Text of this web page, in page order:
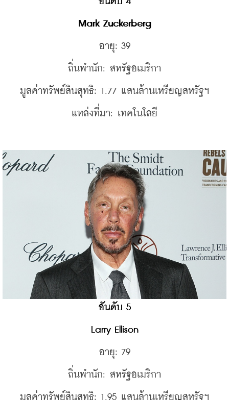
Mark Zuckerberg
อายุ: 39
ถิ่นพำนัก: สหรัฐอเมริกา
มูลค่าทรัพย์สินสุทธิ: 1.77 แสนล้านเหรียญสหรัฐฯ
แหล่งที่มา: เทคโนโลยี
อันดับ 5
Larry Ellison
อายุ: 79
ถิ่นพำนัก: สหรัฐอเมริกา
มูลค่าทรัพย์สินสุทธิ: 1.95 แสนล้านเหรียญสหรัฐฯ